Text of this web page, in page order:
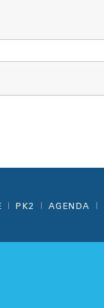
PK2 AGENDA